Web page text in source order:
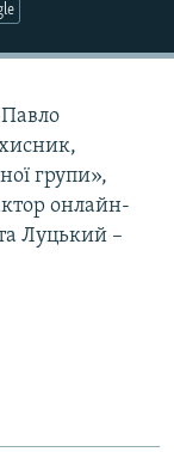
Павло
групи»,
онлайн-
Луцький –